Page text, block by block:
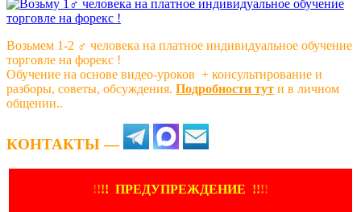
Возьмем 1-2 ‍♂️ человека на платное индивидуальное обучение
торговле на форекс !
Обучение на основе видео-уроков ️ + консультирование и
разборы, советы, обсуждения. Подробности тут и в личном
общении..
КОНТАКТЫ —
!!!! ПРЕДУПРЕЖДЕНИЕ !!!!